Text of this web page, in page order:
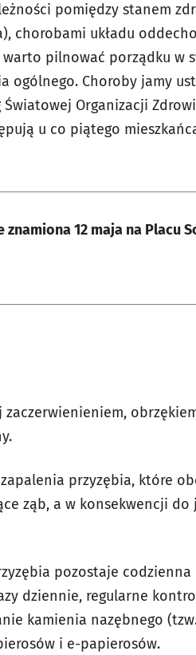
pomiędzy stanem
chorobami układu
warto pilnować porządku w
ogólnego. Choroby jamy
Organizacji
u co piątego
12 maja na Placu
przyzębia, które
ząb, a w konsekwencji
pozostaje
dziennie, regularne
kamienia nazębnego
i e-papierosów.